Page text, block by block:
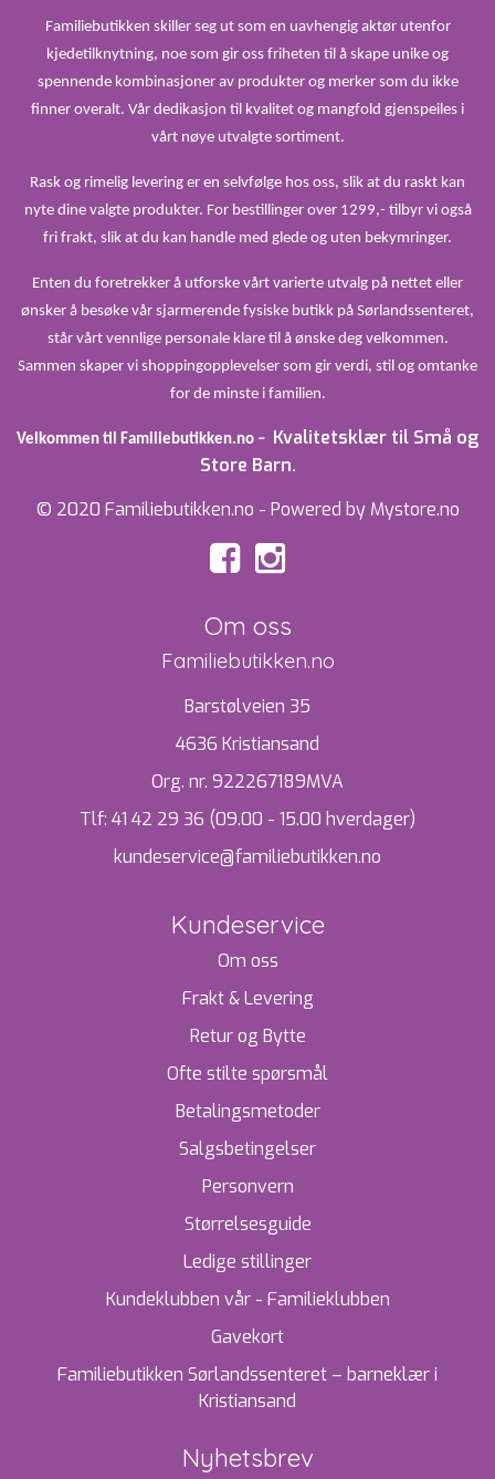
Familiebutikken skiller seg ut som en uavhengig aktør utenfor
kjedetilknytning, noe som gir oss friheten til å skape unike og
spennende kombinasjoner av produkter og merker som du ikke
finner overalt. Vår dedikasjon til kvalitet og mangfold gjenspeiles i
vårt nøye utvalgte sortiment.
Rask og rimelig levering er en selvfølge hos oss, slik at du raskt kan
nyte dine valgte produkter. For bestillinger over 1299,- tilbyr vi også
fri frakt, slik at du kan handle med glede og uten bekymringer.
Enten du foretrekker å utforske vårt varierte utvalg på nettet eller
ønsker å besøke vår sjarmerende fysiske butikk på Sørlandssenteret,
står vårt vennlige personale klare til å ønske deg velkommen.
Sammen skaper vi shoppingopplevelser som gir verdi, stil og omtanke
for de minste i familien.
Velkommen til Familiebutikken.no – Kvalitetsklær til Små og
Store Barn.
© 2020 Familiebutikken.no - Powered by Mystore.no
Om oss
Familiebutikken.no
Barstølveien 35
4636 Kristiansand
Org. nr. 922267189MVA
Tlf: 41 42 29 36 (09.00 - 15.00 hverdager)
kundeservice@familiebutikken.no
Kundeservice
Om oss
Frakt & Levering
Retur og Bytte
Ofte stilte spørsmål
Betalingsmetoder
Salgsbetingelser
Personvern
Størrelsesguide
Ledige stillinger
Kundeklubben vår - Familieklubben
Gavekort
Familiebutikken Sørlandssenteret – barneklær i
Kristiansand
Nyhetsbrev